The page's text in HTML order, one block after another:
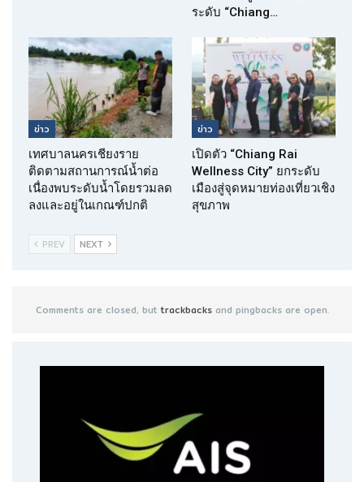
ระดับ “Chiang…
ข่าว
เทศบาลนครเชียงราย
ติดตามสถานการณ์น้ำต่อ
เนื่องพบระดับน้ำโดยรวมลด
ลงและอยู่ในเกณฑ์ปกติ
ข่าว
เปิดตัว “Chiang Rai
Wellness City” ยกระดับ
เมืองสู่จุดหมายท่องเที่ยวเชิง
สุขภาพ
PREV NEXT
Comments are closed, buttrackbacksand pingbacks are open.